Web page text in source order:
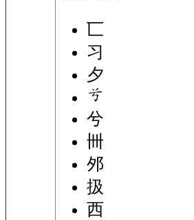
匸
习
夕
兮
卌
邜
扱
西